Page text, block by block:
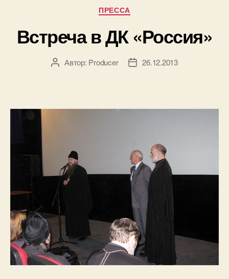
Рубрики
ПРЕССА
Встреча в ДК «Россия»
АвторАвтор: Producer
Дата26.12.2013